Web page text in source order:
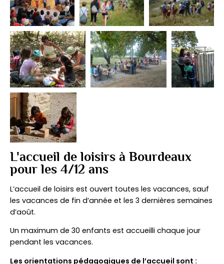
L'accueil de loisirs à Bourdeaux
pour les 4/12 ans
L’accueil de loisirs est ouvert toutes les vacances, sauf
les vacances de fin d’année et les 3 dernières semaines
d’août.
Un maximum de 30 enfants est accueilli chaque jour
pendant les vacances.
Les orientations pédagogiques de l’accueil sont :